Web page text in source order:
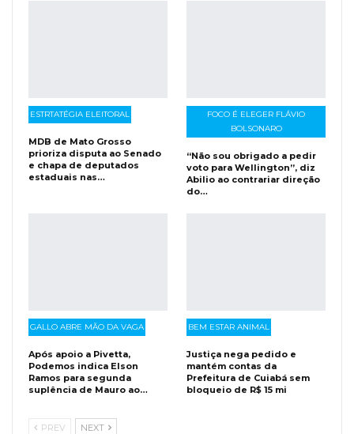
ESTRTATÉGIA ELEITORAL
MDB de Mato Grosso
prioriza disputa ao Senado
e chapa de deputados
estaduais nas…
FOCO É ELEGER FLÁVIO
BOLSONARO
“Não sou obrigado a pedir
voto para Wellington”, diz
Abilio ao contrariar direção
do…
GALLO ABRE MÃO DA VAGA
Após apoio a Pivetta,
Podemos indica Elson
Ramos para segunda
suplência de Mauro ao…
BEM ESTAR ANIMAL
Justiça nega pedido e
mantém contas da
Prefeitura de Cuiabá sem
bloqueio de R$ 15 mi
PREV NEXT